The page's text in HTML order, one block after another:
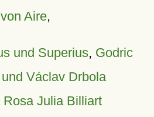
Aire,
und Superius, Godric
Václav Drbola
Rosa Julia Billiart